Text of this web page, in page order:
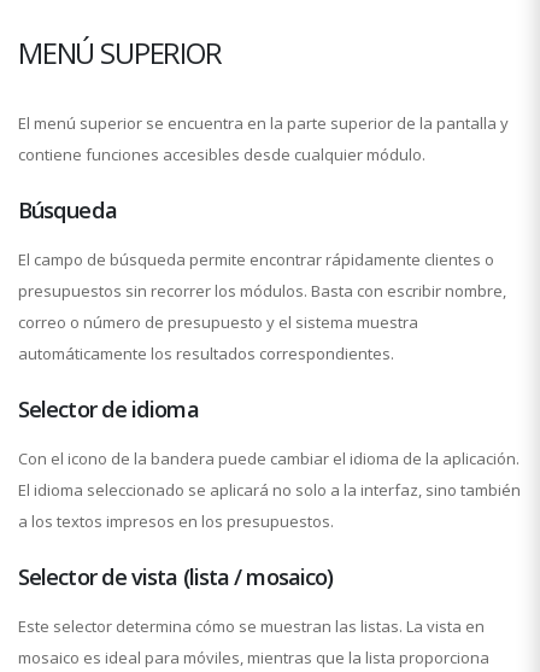
MENÚ SUPERIOR
El menú superior se encuentra en la parte superior de la pantalla y
contiene funciones accesibles desde cualquier módulo.
Búsqueda
El campo de búsqueda permite encontrar rápidamente clientes o
presupuestos sin recorrer los módulos. Basta con escribir nombre,
correo o número de presupuesto y el sistema muestra
automáticamente los resultados correspondientes.
Selector de idioma
Con el icono de la bandera puede cambiar el idioma de la aplicación.
El idioma seleccionado se aplicará no solo a la interfaz, sino también
a los textos impresos en los presupuestos.
Selector de vista (lista / mosaico)
Este selector determina cómo se muestran las listas. La vista en
mosaico es ideal para móviles, mientras que la lista proporciona